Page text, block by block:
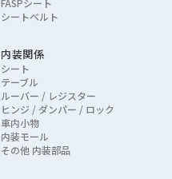
シートベルト
内装関係
シート
テーブル
ルーバー / レジスター
ヒンジ / ダンパー / ロック
車内小物
内装モール
その他 内装部品